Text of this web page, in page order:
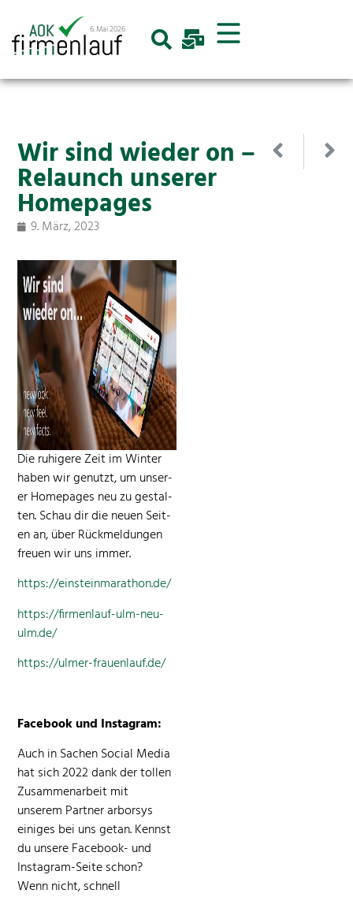
6. Mai 2026
Wir sind wieder on –
Relaunch unserer
Homepages
9. März, 2023
Die ruhigere Zeit im Win­ter
haben wir genutzt, um unser­
er Home­pages neu zu gestal­
ten. Schau dir die neuen Seit­
en an, über Rück­mel­dun­gen
freuen wir uns immer.
https://einsteinmarathon.de/
https://firmenlauf-ulm-neu-
ulm.de/
https://ulmer-frauenlauf.de/
Face­book und Instagram:
Auch in Sachen Social Media
hat sich 2022 dank der tollen
Zusam­me­nar­beit mit
unserem Part­ner arborsys
einiges bei uns getan. Kennst
du unsere Face­book- und
Insta­gram-Seite schon?
Wenn nicht, schnell